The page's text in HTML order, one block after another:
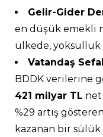
Gelir-Gider
en düşük emekli
ülkede, yoksulluk
Vatandaş
BDDK verilerine
421 milyar TL net
%29 artış
kazanan bir